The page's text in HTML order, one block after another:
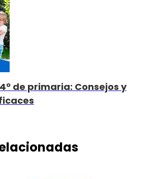
de primaria: Consejos y